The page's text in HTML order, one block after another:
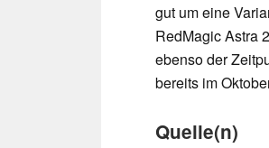
gut um eine
RedMagic Astra
ebenso der
bereits im
Quelle(n)